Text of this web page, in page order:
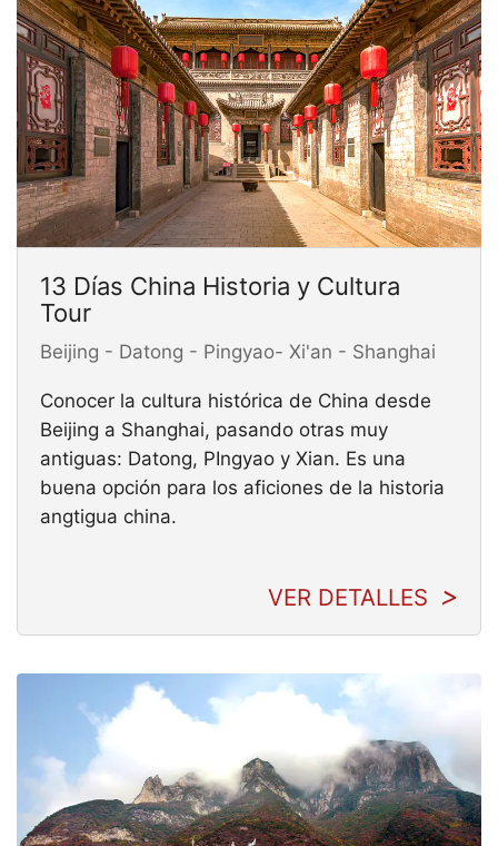
13 Días China Historia y Cultura
Tour
Beijing - Datong - Pingyao- Xi'an - Shanghai
Conocer la cultura histórica de China desde
Beijing a Shanghai, pasando otras muy
antiguas: Datong, PIngyao y Xian. Es una
buena opción para los aficiones de la historia
angtigua china.
VER DETALLES